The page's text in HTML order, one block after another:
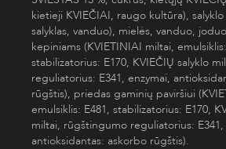
kietieji KVIEČIAI, raugo kultūra),
salyklas, vanduo), mielės, vanduo,
kepiniams (KVIETINIAI miltai,
stabilizatorius: E170, KVIEČIŲ salyklo
reguliatorius: E341, enzymai,
rūgštis), priedas gaminių paviršiui (
emulsiklis: E481, stabilizatorius: E170,
miltai, rūgštingumo reguliatorius:
antioksidantas: askorbo rūgštis).